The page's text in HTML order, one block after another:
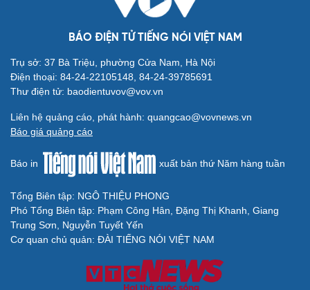
Du lịch
Tư vấn
check-in
Podcast
Cửa sổ tình yêu
BÁO ĐIỆN TỬ TIẾNG NÓI VIỆT NAM
Trụ sở: 37 Bà Triệu, phường Cửa Nam, Hà Nội
Điện thoại: 84-24-22105148, 84-24-39785691
Thư điện tử: baodientuvov@vov.vn
Liên hệ quảng cáo, phát hành: quangcao@vovnews.vn
Báo giá quảng cáo
Báo in xuất bản thứ Năm hàng tuần
Tổng Biên tập: NGÔ THIỆU PHONG
Phó Tổng Biên tập: Phạm Công Hân, Đặng Thị Khanh, Giang
Trung Sơn, Nguyễn Tuyết Yến
Cơ quan chủ quản: ĐÀI TIẾNG NÓI VIỆT NAM